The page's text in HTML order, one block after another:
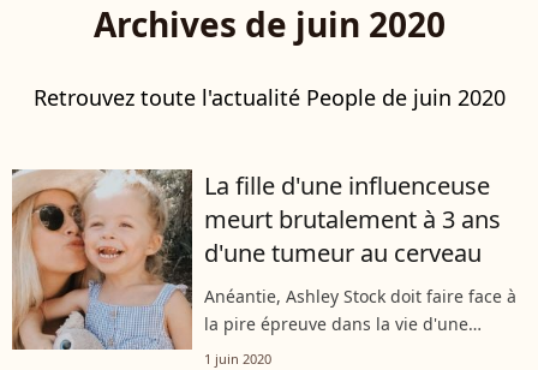
Archives de juin 2020
Retrouvez toute l'actualité People de juin 2020
La fille d'une influenceuse
meurt brutalement à 3 ans
d'une tumeur au cerveau
Anéantie, Ashley Stock doit faire face à
la pire épreuve dans la vie d'une
maman, la mort d'un enfant. Un mois
1 juin 2020